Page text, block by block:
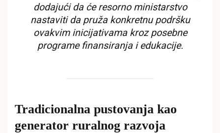
dodajući da će resorno ministarstvo
nastaviti da pruža konkretnu podršku
ovakvim inicijativama kroz posebne
programe finansiranja i edukacije.
Tradicionalna pustovanja kao
generator ruralnog razvoja